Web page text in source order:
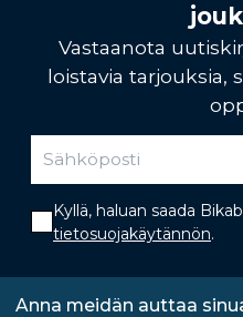
Vastaanota
loistavia tarjouksia,
Kyllä, haluan saada
tietosuojakäytännön.
Anna meidän auttaa